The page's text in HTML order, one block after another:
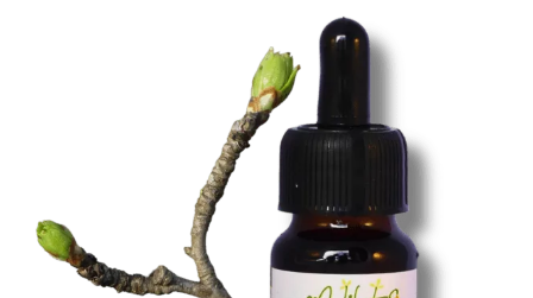
GemmÔ Aubépine
AJOUTER AU PANIER
/
DÉTAILS